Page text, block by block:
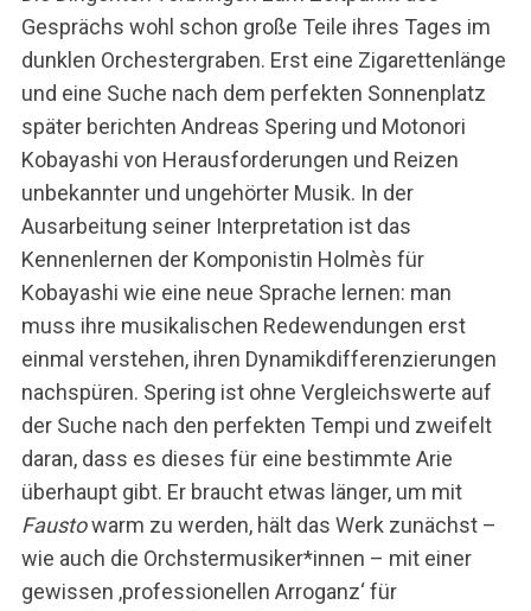
Gesprächs wohl schon große Teile ihres Tages im
dunklen Orchestergraben. Erst eine Zigarettenlänge
und eine Suche nach dem perfekten Sonnenplatz
später berichten Andreas Spering und Motonori
Kobayashi von Herausforderungen und Reizen
unbekannter und ungehörter Musik. In der
Ausarbeitung seiner Interpretation ist das
Kennenlernen der Komponistin Holmès für
Kobayashi wie eine neue Sprache lernen: man
muss ihre musikalischen Redewendungen erst
einmal verstehen, ihren Dynamikdifferenzierungen
nachspüren. Spering ist ohne Vergleichswerte auf
der Suche nach den perfekten Tempi und zweifelt
daran, dass es dieses für eine bestimmte Arie
überhaupt gibt. Er braucht etwas länger, um mit
Faustowarm zu werden, hält das Werk zunächst –
wie auch die Orchstermusiker*innen – mit einer
gewissen ‚professionellen Arroganz‘ für